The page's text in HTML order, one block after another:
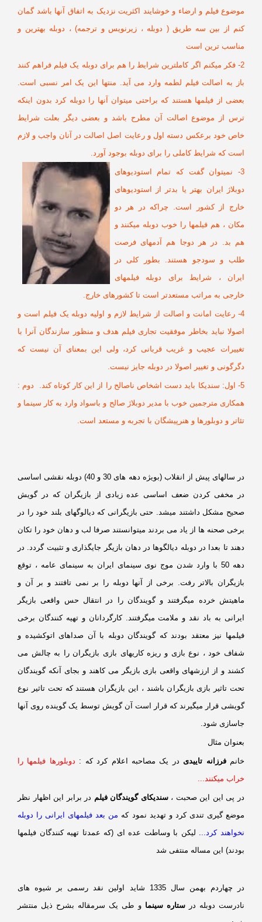
فیلم و ارضاء و خوشایند اکثریت نزدیک به اتفاق آنها باشد گمان
از بین سه طریق ( دوبله ، زیرنویس و ترجمه) ، دوبله بهترین و
ترین است
2- فکر میکنم اگر کاملترین شرایط را هم برای دوبله یک فیلم فراهم کنند
به اصالت فیلم لطمه وارد می آید. منتها این یک امر نسبی است.
از فیلمها هستند که براحتی میتوان آنها را دوبله کرد بدون اینکه
از موضوع اصالت آن مطرح باشد و بعضی دیگر بعلت شرایط
خود برعکس دسته اول و رعایت اصل اصالت در آنان واجب و لازم
که شرایط کاملی را برای دوبله بوجود آورد.
3- نمیتوان گفت که تمام استودیوهای
ایران بهتر یا بدتر از استودیوهای
از کشور است. چراکه در هر دو
، هم فیلمها را خوب دوبله میکنند و
بد. در هر دوجا هم آدمهای فرصت
و سودجو هستند. بطور کلی در
، شرایط برای دوبله فیلمهای
به مراتب مستعدتر است تا کشورهای خارج.
4- رعایت امانت و اصالت از شرایط لازم و اولیه دوبله یک فیلم است و
نباید بخاطر موفقیت تجاری فیلم هدف و منظور سازندگان آنرا با
عجیب و غریب قربانی کرد، ولی این بمعنای آن نیست که
و تغییر اصولا در دوبله جایز نیست.
5- اول: سندیکا باید دست اشخاص ناصالح را از این کار کوتاه کند. دوم :
مترجمین خوب با مدیر دوبلاژ صالح و باسواد وارد به کار سینما و
و دوبلورها و هنرپیشگان با تجربه و مستعد است.
در سالهای پیش از انقلاب (بویژه دهه های 30 و 40) دوبله نقشی اساسی
مخفی کردن ضعف اساسی عده زیادی از بازیگران که در گویش
مشکل داشتند میشد. حتی بازیگرانی که دیالوگهای بلند خود را در
صحنه ها از یاد می بردند میتوانستند صرفا لب و دهان خود را تکان
تا بعدا در دوبله دیالگوها در دهان بازیگر جایگذاری و تثبیت گردد. در
دهه 50 با وارد شدن موج نوی سینمای ایران به سینمای عامه ، توقع
بالاتر رفت. برخی از آنها دوبله را بر نمی تافتند و بر آن و
خرده میگرفتند و گویندگان را در انتقال حس واقعی بازیگر
به باد نقد و ملامت میگرفتند. کارگردانان و تهیه کنندگان برخی
نیز معتقد بودند که گویندگان دوبله با آن صداهای اتوکشیده و
خود ، نوع بازی و ریزه کاریهای بازی بازیگران را به چالش می
و از ارزشهای واقعی بازی بازیگر می کاهند و بجای آنکه گویندگان
تاثیر بازی بازیگران باشند ، این بازیگران هستند که تحت تاثیر نوع
قرار میگیرند که قرار است آن گویش توسط یک گوینده روی آنها
شود.
مثال
فرزانه تاییدی در یک مصاحبه اعلام کرد که : دوبلورها فیلمها را
میکنند...
پی این این صحبت ،سندیکای گویندگان فیلمدر برابر این اظهار نظر
گیری تندی کرد و تهدید نمود کهمن بعد فیلمهای ایرانی را دوبله
کرد... لیکن با وساطت عده ای (که عمدتا تهیه کنندگان فیلمها
این مساله منتفی شد
در چهاردم بهمن سال 1335 شاید اولین نقد رسمی بر شیوه های
دوبله درستاره سینما و طی یک سرمقاله بشرح ذیل منتشر